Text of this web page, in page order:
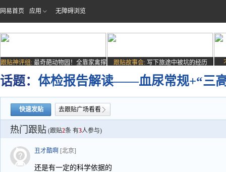
网易首页 应用 无障碍浏览
跟贴神评组: 最奇葩动物园！全靠家禽撑
场子
跟贴故事会: 写下旅途中被坑的经历
话题： 体检报告解读——血尿常规+“三
快速发贴 去跟贴广场看看
热门跟贴 (跟贴2条 有3人参与)
丑才酷啊 [北京]
还是有一定的科学依据的